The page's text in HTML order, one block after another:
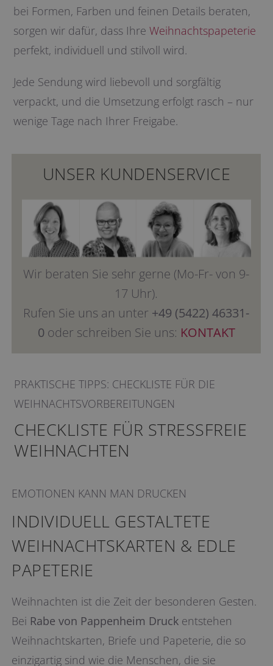
bei Formen, Farben und feinen Details beraten,
sorgen wir dafür, dass IhreWeihnachtspapeterie
perfekt, individuell und stilvoll wird.
Jede Sendung wird liebevoll und sorgfältig
verpackt, und die Umsetzung erfolgt rasch – nur
wenige Tage nach Ihrer Freigabe.
UNSER KUNDENSERVICE
Wir beraten Sie sehr gerne (Mo-Fr- von 9-
17 Uhr).
Rufen Sie uns an unter +49 (5422) 46331-
0oder schreiben Sie uns: KONTAKT
PRAKTISCHE TIPPS: CHECKLISTE FÜR DIE
WEIHNACHTSVORBEREITUNGEN
CHECKLISTE FÜR STRESSFREIE
WEIHNACHTEN
EMOTIONEN KANN MAN DRUCKEN
INDIVIDUELL GESTALTETE
WEIHNACHTSKARTEN & EDLE
PAPETERIE
Weihnachten ist die Zeit der besonderen Gesten.
Bei Rabe von Pappenheim Druck entstehen
Weihnachtskarten, Briefe und Papeterie, die so
einzigartig sind wie die Menschen, die sie